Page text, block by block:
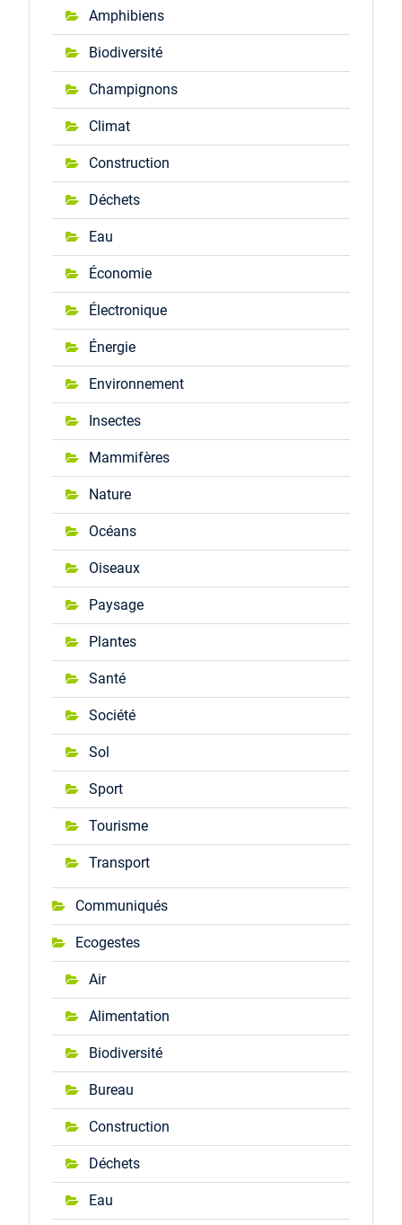
Amphibiens
Biodiversité
Champignons
Climat
Construction
Déchets
Eau
Économie
Électronique
Énergie
Environnement
Insectes
Mammifères
Nature
Océans
Oiseaux
Paysage
Plantes
Santé
Société
Sol
Sport
Tourisme
Transport
Communiqués
Ecogestes
Air
Alimentation
Biodiversité
Bureau
Construction
Déchets
Eau